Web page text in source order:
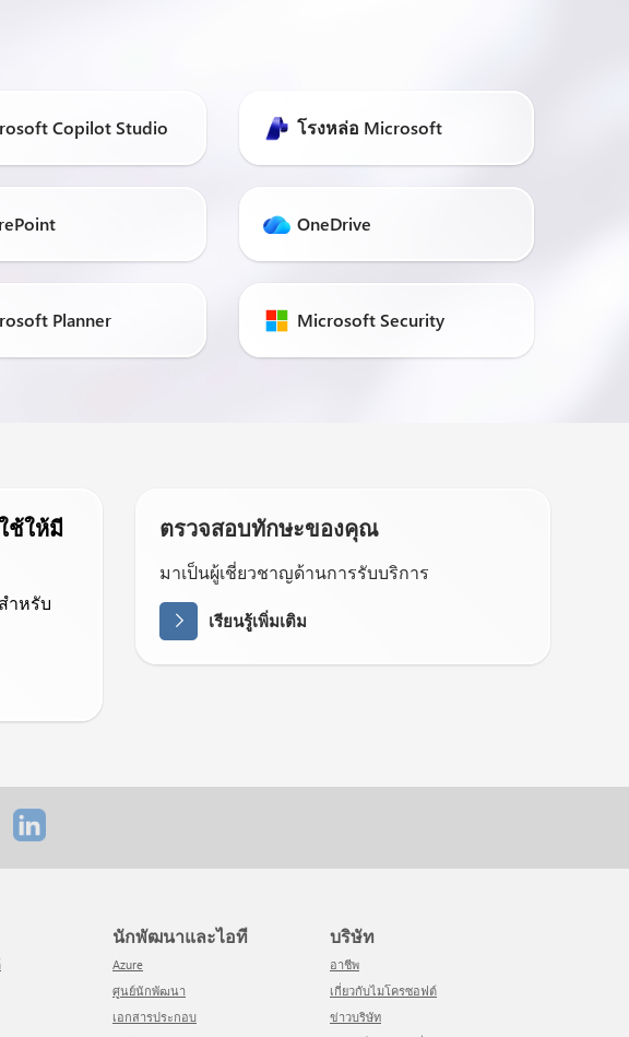
Copilot Studio โรงหล่อ Microsoft
OneDrive
Planner Microsoft Security
ช้ให้มี
ำหรับ
ตรวจสอบทักษะของคุณ
มาเป็นผู้เชี่ยวชาญด้านการรับบริการ
เรียนรู้เพิ่มเติม
นักพัฒนาและไอที
Azure
ศูนย์นักพัฒนา
เอกสารประกอบ
บริษัท
อาชีพ
เกี่ยวกับไมโครซอฟต์
ข่าวบริษัท